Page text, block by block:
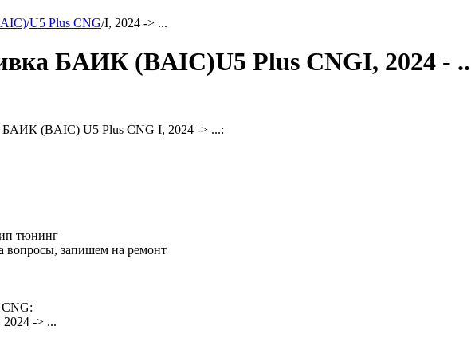
/U5 Plus CNG/I, 2024 -> ...
БАИК (BAIC)U5 Plus CNGI, 2024 -
БАИК (BAIC) U5 Plus CNG I, 2024 -> ...:
тюнинг
вопросы, запишем на ремонт
-> ...